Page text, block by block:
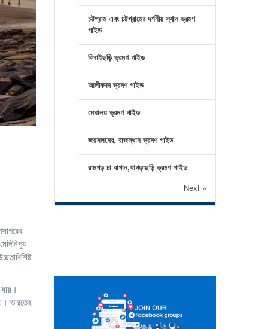
ভারতের
চট্টগ্রাম এবং চট্টগ্রামের দর্শনীয় স্থান ভ্রমণ
গাইড
বিলাইছড়ি ভ্রমণ গাইড
আলীকদম ভ্রমণ গাইড
মেঘালয় ভ্রমণ গাইড
জয়সলমের, রাজস্থান ভ্রমণ গাইড
রামগড় চা বাগান,খাগড়াছড়ি ভ্রমণ গাইড
Next »